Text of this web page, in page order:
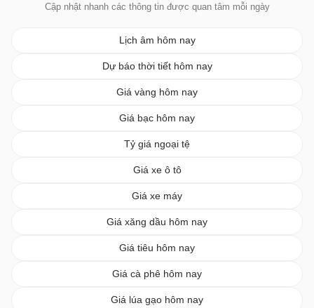
Cập nhật nhanh các thông tin được quan tâm mỗi ngày
Lịch âm hôm nay
Dự báo thời tiết hôm nay
Giá vàng hôm nay
Giá bạc hôm nay
Tỷ giá ngoại tệ
Giá xe ô tô
Giá xe máy
Giá xăng dầu hôm nay
Giá tiêu hôm nay
Giá cà phê hôm nay
Giá lúa gạo hôm nay